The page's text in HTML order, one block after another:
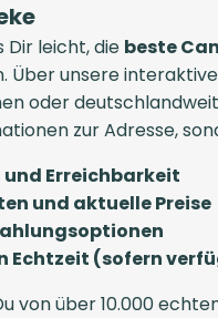
Dir leicht, die beste
Über unsere
oder
zur Adresse,
Erreichbarkeit
und aktuelle Preise
Echtzeit (sofern
von über 10.000